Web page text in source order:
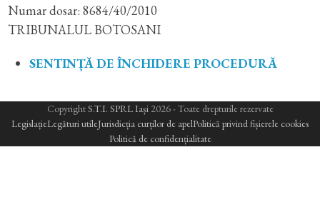
Numar dosar: 8684/40/2010
TRIBUNALUL BOTOSANI
SENTINȚĂ DE ÎNCHIDERE PROCEDURĂ
CopyrightS.T.I. SPRL Iași2026 - Toate drepturile rezervate
LegislațieLegături utileJurisdicția curților de apelPolitică privind fișierele cookies
Politică de confidențialitate